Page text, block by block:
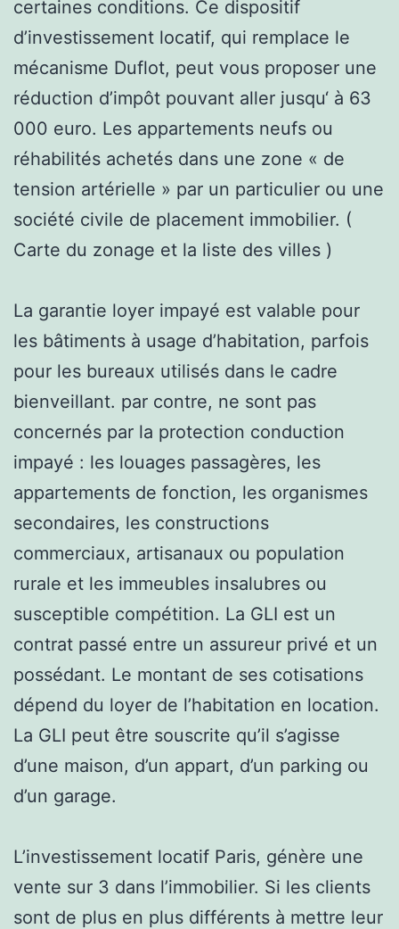
certaines conditions. Ce dispositif
d’investissement locatif, qui remplace le
mécanisme Duflot, peut vous proposer une
réduction d’impôt pouvant aller jusqu‘ à 63
000 euro. Les appartements neufs ou
réhabilités achetés dans une zone « de
tension artérielle » par un particulier ou une
société civile de placement immobilier. (
Carte du zonage et la liste des villes )
La garantie loyer impayé est valable pour
les bâtiments à usage d’habitation, parfois
pour les bureaux utilisés dans le cadre
bienveillant. par contre, ne sont pas
concernés par la protection conduction
impayé : les louages passagères, les
appartements de fonction, les organismes
secondaires, les constructions
commerciaux, artisanaux ou population
rurale et les immeubles insalubres ou
susceptible compétition. La GLI est un
contrat passé entre un assureur privé et un
possédant. Le montant de ses cotisations
dépend du loyer de l’habitation en location.
La GLI peut être souscrite qu’il s’agisse
d’une maison, d’un appart, d’un parking ou
d’un garage.
L’investissement locatif Paris, génère une
vente sur 3 dans l’immobilier. Si les clients
sont de plus en plus différents à mettre leur